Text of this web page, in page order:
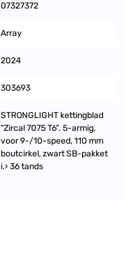
07327372
Array
2024
303693
STRONGLIGHT kettingblad
"Zircal 7075 T6". 5-armig,
voor 9-/10-speed, 110 mm
boutcirkel, zwart SB-pakket
i.› 36 tands